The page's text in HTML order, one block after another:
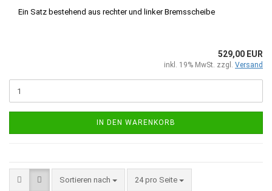
Ein Satz bestehend aus rechter und linker Bremsscheibe
529,00 EUR
inkl. 19% MwSt. zzgl. Versand
IN DEN WARENKORB
Sortieren nach
Sortieren nach 24 pro Seite
pro Seite